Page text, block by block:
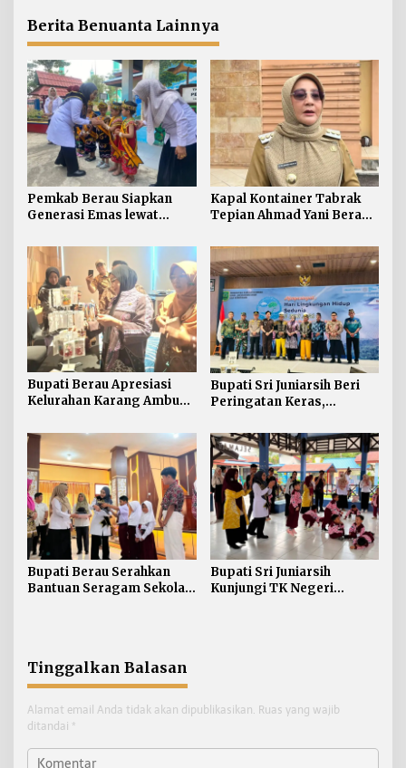
Berita Benuanta Lainnya
Pemkab Berau Siapkan
Generasi Emas lewat
Kapal Kontainer Tabrak
Tepian Ahmad Yani Berau
Buka Suara Soal Ganti Rugi
Bupati Berau Apresiasi
Kelurahan Karang Ambun
Bupati Sri Juniarsih Beri
Peringatan Keras,
54 Ribu Ton
Bupati Berau Serahkan
Bantuan Seragam Sekolah
Bupati Sri Juniarsih
Kunjungi TK Negeri
Tinggalkan Balasan
Alamat email Anda tidak akan dipublikasikan. Ruas yang wajib
ditandai *